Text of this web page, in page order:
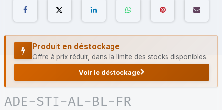
Produit en déstockage
Offre à prix réduit, dans la limite des stocks disponibles.
Voir le déstockage
ADE-STI-AL-BL-FR